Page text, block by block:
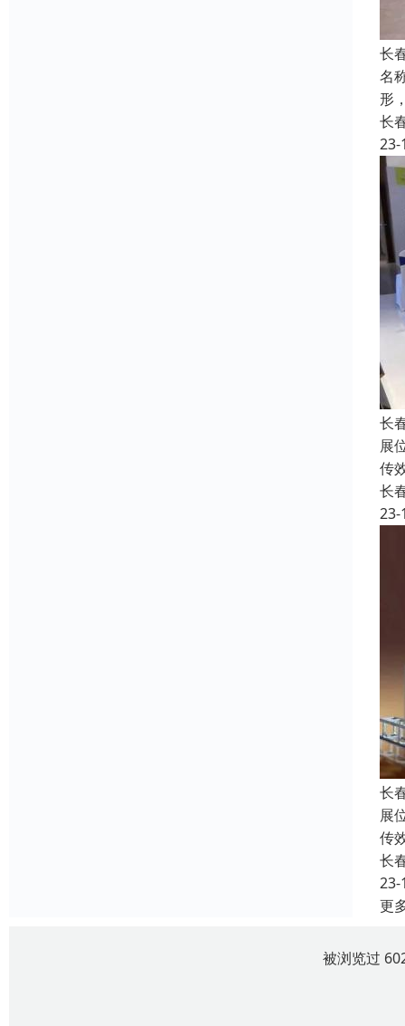
长
名
形
长
23-
长
展
传
长
23-
长
展
传
长
23-
更
被浏览过